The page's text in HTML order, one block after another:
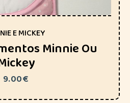
E MICKEY
Minnie Ou
9.00€